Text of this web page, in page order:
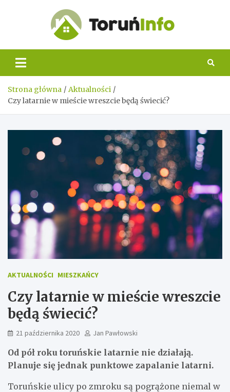
Info
Strona główna
Aktualności
Czy latarnie w mieście wreszcie będą świecić?
AKTUALNOŚCI MIESZKAŃCY
Czy latarnie w mieście wreszcie
będą świecić?
21 października 2020 Jan Pawłowski
Od pół roku toruńskie latarnie nie działają.
Planuje się jednak punktowe zapalanie latarni.
Toruńskie ulicy po zmroku są pogrążone niemal w